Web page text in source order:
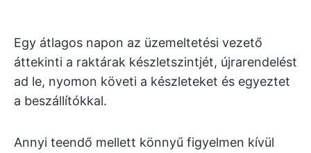
Egy átlagos napon az üzemeltetési vezető
áttekinti a raktárak készletszintjét, újrarendelést
ad le, nyomon követi a készleteket és egyeztet
a beszállítókkal.
Annyi teendő mellett könnyű figyelmen kívül